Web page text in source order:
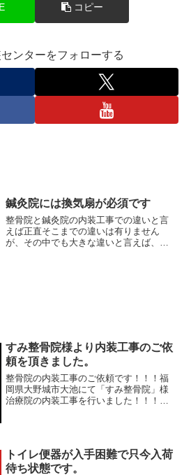
コピー
ンターをフォローする
鍼灸院には換気扇が必須です
整骨院と鍼灸院の内装工事での違いと言
えば正直そこまでの違いは有りません
が、その中でも大きな違いと言えば、換
すみ整骨院様より内装工事のご依
頼を頂きました。
整骨院の内装工事のご依頼です！！！福
岡県大野城市大池にて「すみ整骨院」様
治療院の内装工事を行いました！！！す
トイレ便器が入手困難で只今入荷
待ち状態です。